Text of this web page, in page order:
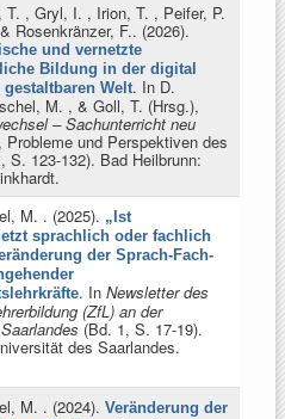
, Gryl, I. , Irion, T. , Peifer, P.
Rosenkränzer, F.. (2026).
und vernetzte
Bildung in der digital
Welt. In D.
M. , & Goll, T. (Hrsg.),
– Sachunterricht neu
Probleme und Perspektiven des
S. 123-132). Bad Heilbrunn:
M. . (2025). „Ist
sprachlich oder fachlich
der Sprach-Fach-
. In Newsletter des
(ZfL) an der
(Bd. 1, S. 17-19).
des Saarlandes.
M. . (2024). Veränderung der